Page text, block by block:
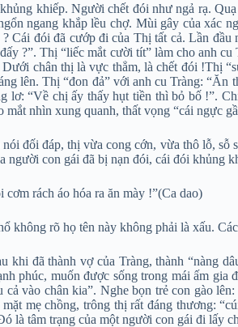
khiếp. Người chết đói như ngả rạ.
ngang khắp lều chợ. Mùi gây của xác
Cái đói đã cướp đi của Thị tất cả. Lần
?”. Thị “liếc mắt cười tít” làm cho anh
chân thị là vực thẳm, là chết đói !Thị
lên. Thị “đon đả” với anh cu Tràng:
lơ: “Về chị ấy thấy hụt tiền thì bỏ bố !”.
mắt nhìn xung quanh, thất vọng “cái ngực
đối đáp, thị vừa cong cớn, vừa thô lỗ,
người con gái đã bị nạn đói, cái đói
rách áo hóa ra ăn mày !”(Ca dao)
không rõ họ tên này không phải là xấu.
khi đã thành vợ của Tràng, thành “nàng
phúc, muốn được sống trong mái ấm
cả vào chân kia”. Nghe bọn trẻ con gào
mẹ chồng, trông thị rất đáng thương:
là tâm trạng của một người con gái đi lấy